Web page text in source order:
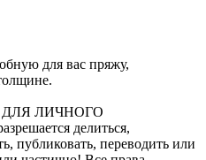
для вас пряжу,
ДЛЯ ЛИЧНОГО
делиться,
публиковать, переводить или